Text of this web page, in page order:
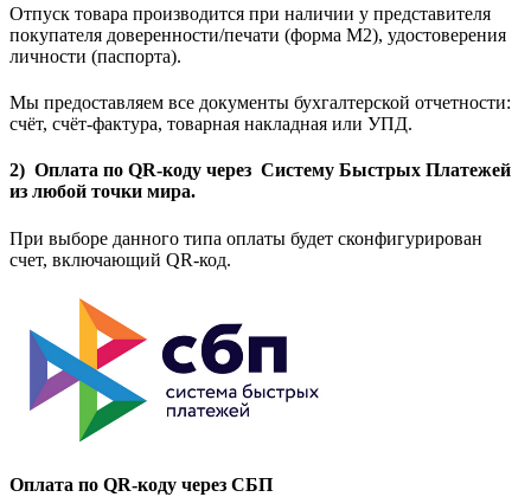
Отпуск товара производится при наличии у представителя
покупателя доверенности/печати (форма M2), удостоверения
личности (паспорта).
Мы предоставляем все документы бухгалтерской отчетности:
счёт, счёт-фактура, товарная накладная или УПД.
2) Оплата по QR-коду через Систему Быстрых Платежей
из любой точки мира.
При выборе данного типа оплаты будет сконфигурирован
счет, включающий QR-код.
Оплата по QR-коду через СБП